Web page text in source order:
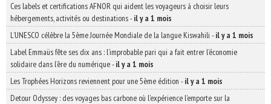
Ces labels et certifications AFNOR qui aident les voyageurs à choisir leurs
hébergements, activités ou destinations-il y a 1 mois
L’UNESCO célèbre la 5ème Journée Mondiale de la langue Kiswahili -il y a 1 mois
Label Emmaüs fête ses dix ans : l’improbable pari qui a fait entrer l’économie
solidaire dans l’ère du numérique-il y a 1 mois
Les Trophées Horizons reviennent pour une 5ème édition -il y a 1 mois
Detour Odyssey : des voyages bas carbone où l’expérience l’emporte sur la